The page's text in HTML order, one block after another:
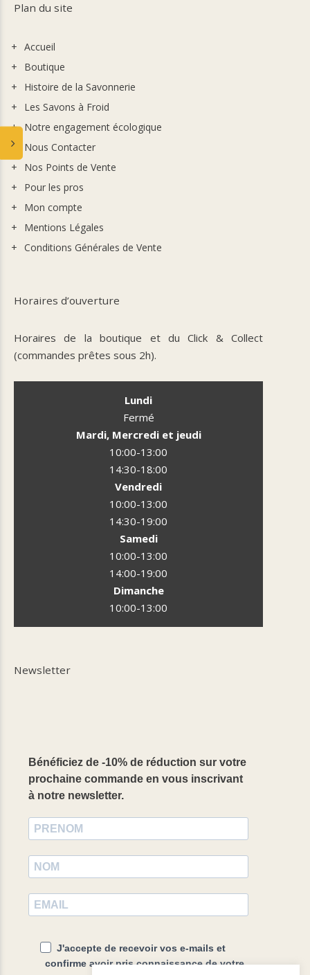
Plan du site
Accueil
Boutique
Histoire de la Savonnerie
Les Savons à Froid
Notre engagement écologique
Nous Contacter
Nos Points de Vente
Pour les pros
Mon compte
Mentions Légales
Conditions Générales de Vente
Horaires d’ouverture
Horaires de la boutique et du Click & Collect
(commandes prêtes sous 2h).
Lundi
Fermé
Mardi, Mercredi et jeudi
10:00-13:00
14:30-18:00
Vendredi
10:00-13:00
14:30-19:00
Samedi
10:00-13:00
14:00-19:00
Dimanche
10:00-13:00
Newsletter
Bénéficiez de -10% de réduction sur votre
prochaine commande en vous inscrivant
à notre newsletter.
J'accepte de recevoir vos e-mails et
confirme avoir pris connaissance de votre